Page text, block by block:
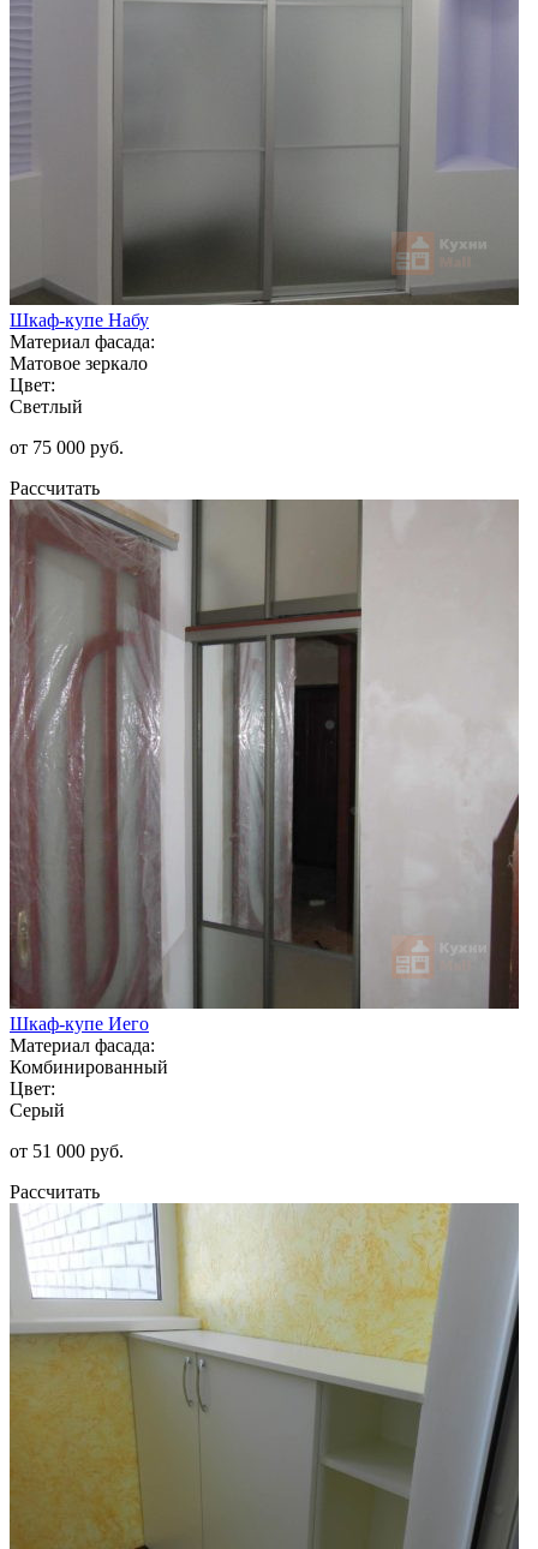
Шкаф-купе Набу
Материал фасада:
Матовое зеркало
Цвет:
Светлый
от 75 000 руб.
Рассчитать
Шкаф-купе Иего
Материал фасада:
Комбинированный
Цвет:
Серый
от 51 000 руб.
Рассчитать